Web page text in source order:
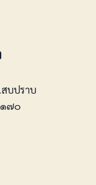
บปราบ
๑๗๐